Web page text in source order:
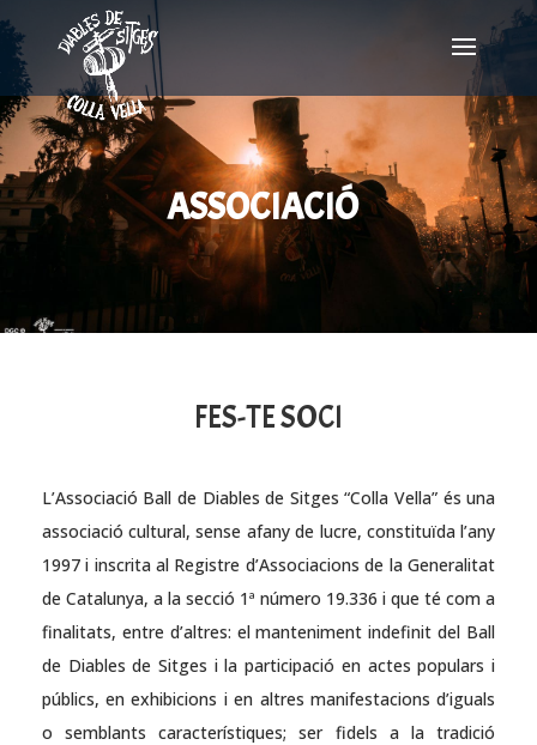
ASSOCIACIÓ
FES-TE SOCI
L’Associació Ball de Diables de Sitges “Colla Vella” és una
associació cultural, sense afany de lucre, constituïda l’any
1997 i inscrita al Registre d’Associacions de la Generalitat
de Catalunya, a la secció 1ª número 19.336 i que té com a
finalitats, entre d’altres: el manteniment indefinit del Ball
de Diables de Sitges i la participació en actes populars i
públics, en exhibicions i en altres manifestacions d’iguals
o semblants característiques; ser fidels a la tradició